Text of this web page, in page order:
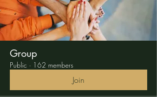
Group
Public · 162 members
Join